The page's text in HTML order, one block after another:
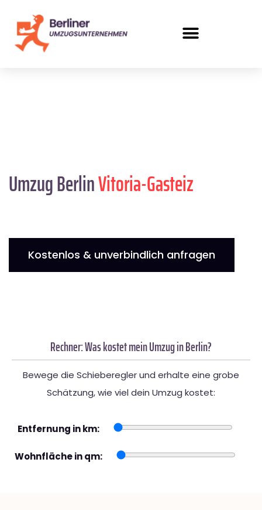
Umzug BerlinVitoria-Gasteiz
Kostenlos & unverbindlich anfragen
Rechner: Was kostet mein Umzug in Berlin?
Bewege die Schieberegler und erhalte eine grobe
Schätzung, wie viel dein Umzug kostet:
Entfernung in km:
Wohnfläche in qm: